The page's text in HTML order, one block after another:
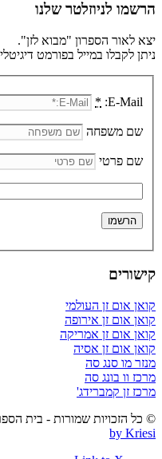
הרשמו לניוזלטר שלנו
יצא לאור הספרון "מבוא לזן".
ניתן לקבלו במייל בפורמט
E-Mail:
*
שם משפחה
שם פרטי
קישורים
קואן אום זן העולמי
קואן אום זן אירופה
קואן אום זן אמריקה
קואן אום זן אסיה
מנזר מו סנג סה
מרכז וו בונג סה
מרכז זן קמברידג'
© כל הזכויות שמורות - בית
by Kriesi